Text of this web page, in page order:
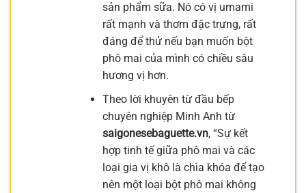
sản phẩm sữa. Nó có vị umami
rất mạnh và thơm đặc trưng, rất
đáng để thử nếu bạn muốn bột
phô mai của mình có chiều sâu
hương vị hơn.
Theo lời khuyên từ đầu bếp
chuyên nghiệp Minh Anh từ
saigonesebaguette.vn, “Sự kết
hợp tinh tế giữa phô mai và các
loại gia vị khô là chìa khóa để tạo
nên một loại bột phô mai không